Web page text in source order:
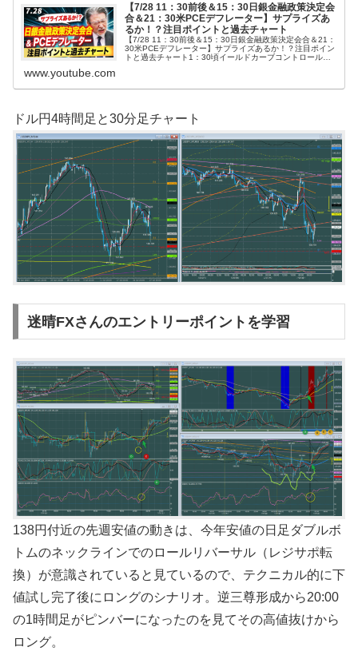
【7/28 11：30前後＆15：30日銀金融政策決定会
合＆21：30米PCEデフレーター】サプライズあ
るか！？注目ポイントと過去チャート
【7/28 11：30前後＆15：30日銀金融政策決定会合＆21：
30米PCEデフレーター】サプライズあるか！？注目ポイン
トと過去チャート1：30頃イールドカーブコントロールの
www.youtube.com
ドル円4時間足と30分足チャート
迷晴FXさんのエントリーポイントを学習
138円付近の先週安値の動きは、今年安値の日足ダブルボ
トムのネックラインでのロールリバーサル（レジサポ転
換）が意識されていると見ているので、テクニカル的に下
値試し完了後にロングのシナリオ。逆三尊形成から20:00
の1時間足がピンバーになったのを見てその高値抜けから
ロング。